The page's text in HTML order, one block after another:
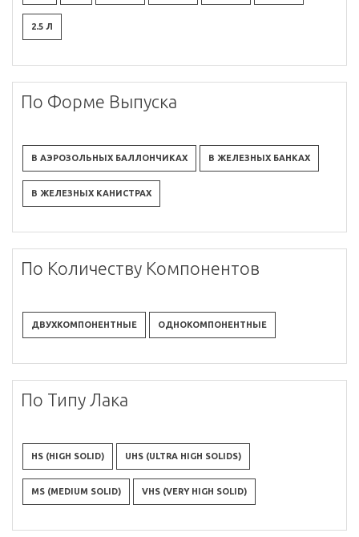
2.5 Л
По Форме Выпуска
В АЭРОЗОЛЬНЫХ БАЛЛОНЧИКАХ В ЖЕЛЕЗНЫХ БАНКАХ
В ЖЕЛЕЗНЫХ КАНИСТРАХ
По Количеству Компонентов
ДВУХКОМПОНЕНТНЫЕ ОДНОКОМПОНЕНТНЫЕ
По Типу Лака
HS (HIGH SOLID) UHS (ULTRA HIGH SOLIDS)
MS (MEDIUM SOLID) VHS (VERY HIGH SOLID)